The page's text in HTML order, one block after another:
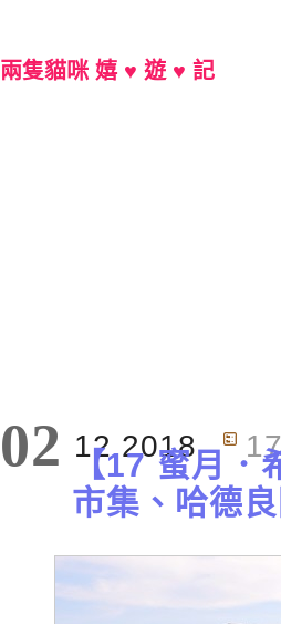
兩隻貓咪 嬉 ♥ 遊 ♥ 記
02 12.2018
【17 蜜月．
市集、哈德